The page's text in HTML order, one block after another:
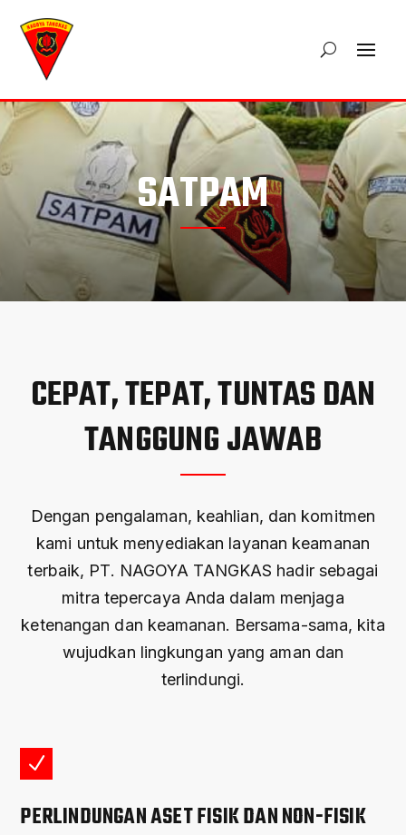
SATPAM
CEPAT, TEPAT, TUNTAS DAN
TANGGUNG JAWAB
Dengan pengalaman, keahlian, dan komitmen
kami untuk menyediakan layanan keamanan
terbaik, PT. NAGOYA TANGKAS hadir sebagai
mitra tepercaya Anda dalam menjaga
ketenangan dan keamanan. Bersama-sama, kita
wujudkan lingkungan yang aman dan
terlindungi.
N
PERLINDUNGAN ASET FISIK DAN NON-FISIK